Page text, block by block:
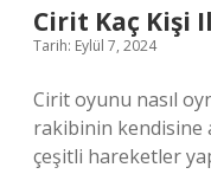
Cirit Kaç Kişi
Tarih: Eylül 7, 2024
Cirit oyunu nasıl
rakibinin kendisine
çeşitli hareketler